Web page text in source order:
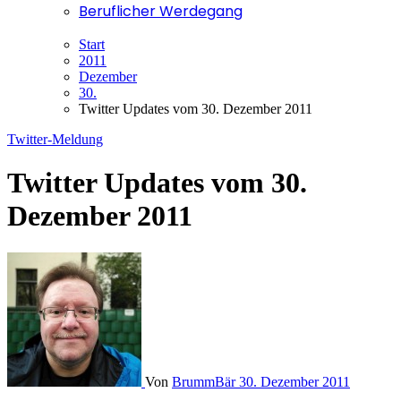
Beruflicher Werdegang
Start
2011
Dezember
30.
Twitter Updates vom 30. Dezember 2011
Twitter-Meldung
Twitter Updates vom 30.
Dezember 2011
Von BrummBär30. Dezember 2011